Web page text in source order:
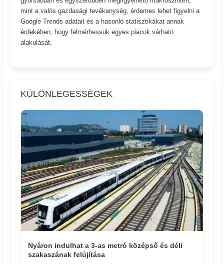
mint a valós gazdasági tevékenység, érdemes lehet figyelni a
Google Trends adatait és a hasonló statisztikákat annak
érdekében, hogy felmérhessük egyes piacok várható
alakulását.
KÜLÖNLEGESSÉGEK
Nyáron indulhat a 3-as metró középső és déli
szakaszának felújítása